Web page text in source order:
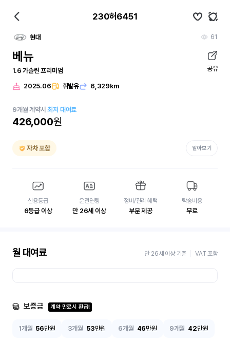
230허6451
현대 61
베뉴
1.6 가솔린 프리미엄 공유
2025.06 휘발유 6,329km
9개월 계약시최저 대여료
426,000원
자차 포함 알아보기
신용등급
6등급 이상
운전연령
만 26세 이상
정비/관리 혜택
부분 제공
탁송비용
무료
월 대여료 만 26세 이상 기준 VAT 포함
보증금 계약 만료시 환급!
1개월 56만원 3개월 53만원 6개월 46만원 9개월 42만원